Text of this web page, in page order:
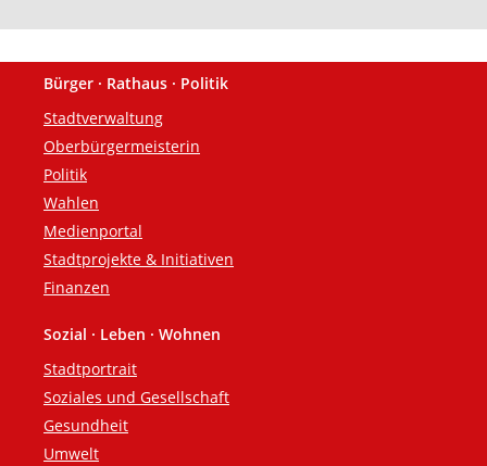
Fußzeile
Bürger · Rathaus · Politik
Stadtverwaltung
Oberbürgermeisterin
Politik
Wahlen
Medienportal
Stadtprojekte & Initiativen
Finanzen
Sozial · Leben · Wohnen
Stadtportrait
Soziales und Gesellschaft
Gesundheit
Umwelt